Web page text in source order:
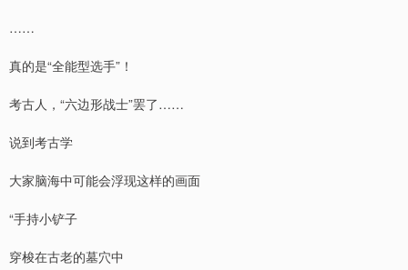
……
真的是“全能型选手”！
考古人，“六边形战士”罢了……
说到考古学
大家脑海中可能会浮现这样的画面
“手持小铲子
穿梭在古老的墓穴中